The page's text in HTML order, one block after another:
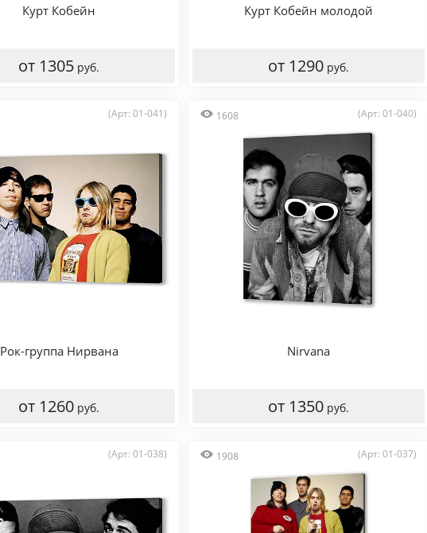
Курт Кобейн
от 1305 руб.
Курт Кобейн молодой
от 1290 руб.
(Арт: 01-041)
Рок-группа Нирвана
от 1260 руб.
1608 (Арт: 01-040)
Nirvana
от 1350 руб.
(Арт: 01-038) 1908 (Арт: 01-037)